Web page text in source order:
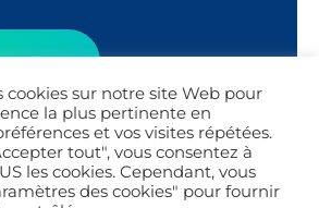
Moi
cookies sur notre site Web pour
la plus pertinente en
et vos visites répétées.
tout", vous consentez à
les cookies. Cependant, vous
des cookies" pour fournir